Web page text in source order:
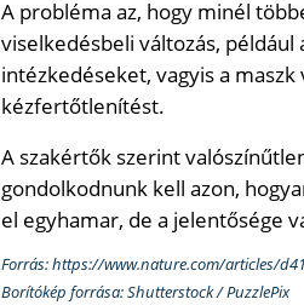
A probléma az, hogy minél
viselkedésbeli változás,
intézkedéseket, vagyis a
kézfertőtlenítést.
A szakértők szerint
gondolkodnunk kell azon,
el egyhamar, de a jelentősége
Forrás: https://www.nature.com/articles/
Borítókép forrása: Shutterstock / PuzzlePix